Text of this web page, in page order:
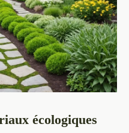
écologiques